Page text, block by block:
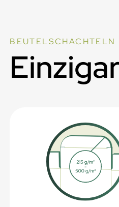
BEUTELSCHACHTELN